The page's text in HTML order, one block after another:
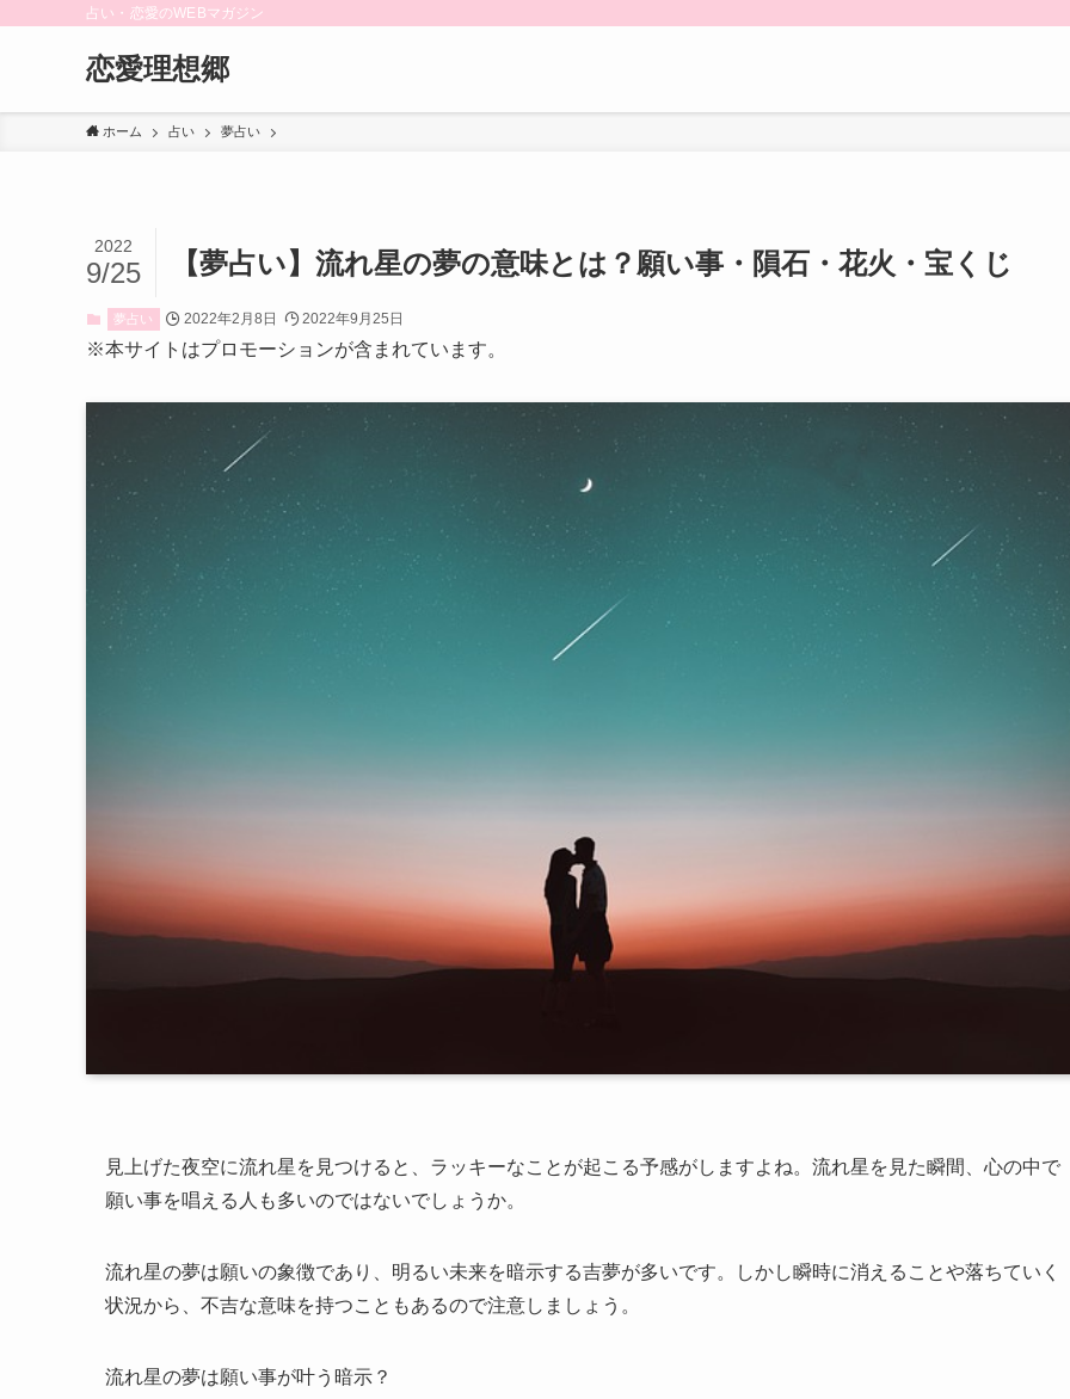
占い・恋愛のWEBマガジン
恋愛理想郷
ホーム 占い 夢占い
【夢占い】流れ星の夢の意味とは？願い事・隕石・花火・宝くじ
2022
9/25
夢占い 2022年2月8日 2022年9月25日
※本サイトはプロモーションが含まれています。
見上げた夜空に流れ星を見つけると、ラッキーなことが起こる予感がしますよね。流れ星を見た瞬間、心の中で
願い事を唱える人も多いのではないでしょうか。
流れ星の夢は願いの象徴であり、明るい未来を暗示する吉夢が多いです。しかし瞬時に消えることや落ちていく
状況から、不吉な意味を持つこともあるので注意しましょう。
流れ星の夢は願い事が叶う暗示？